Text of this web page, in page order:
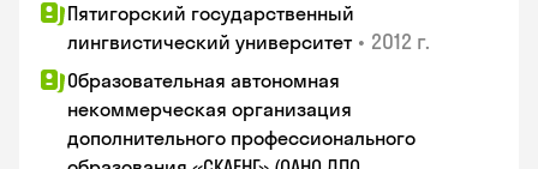
Пятигорский государственный
лингвистический университет • 2012 г.
Образовательная автономная
некоммерческая организация
дополнительного профессионального